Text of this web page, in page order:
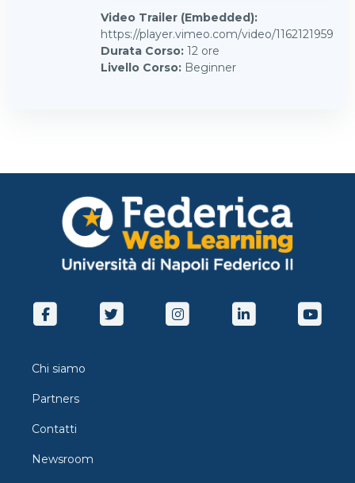
Video Trailer (Embedded):
https://player.vimeo.com/video/1162121959
Durata Corso: 12 ore
Livello Corso: Beginner
Chi siamo
Partners
Contatti
Newsroom